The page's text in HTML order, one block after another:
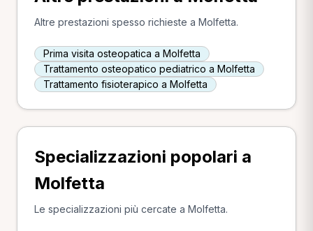
Altre prestazioni spesso richieste a Molfetta.
Prima visita osteopatica a Molfetta
Trattamento osteopatico pediatrico a Molfetta
Trattamento fisioterapico a Molfetta
Specializzazioni popolari a
Molfetta
Le specializzazioni più cercate a Molfetta.